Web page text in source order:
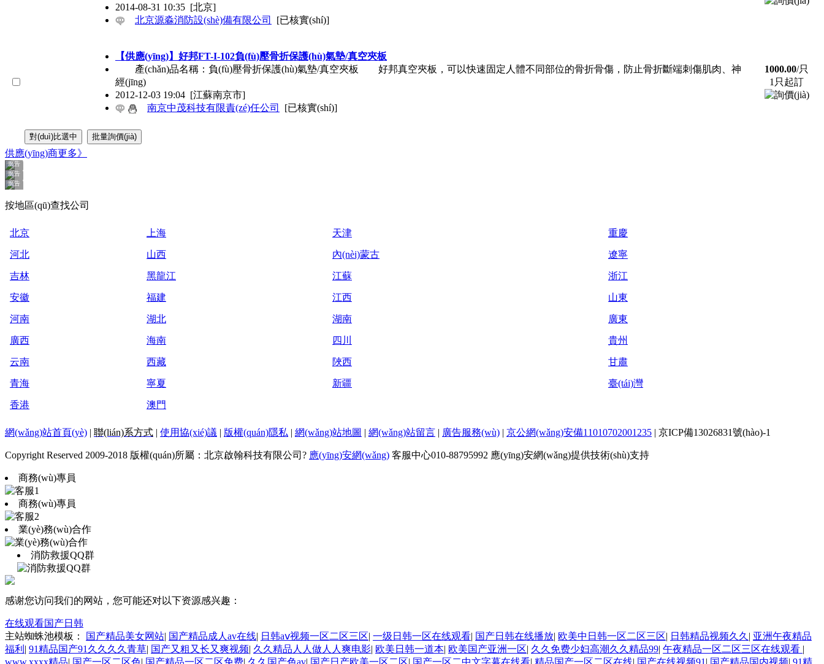
2014-08-31 10:35 [北京]
北京源淼消防設(shè)備有限公司
[已核實(shí)]
【供應(yīng)】好邦FT-I-102負(fù)壓骨折保護(hù)氣墊/真空夾板
產(chǎn)品名稱：負(fù)壓骨折保護(hù)氣墊/真空夾板 好邦真空夾板，可以快速固定人體不同部位的骨折骨傷，防止骨折斷端刺傷肌肉、神
經(jīng)
2012-12-03 19:04 [江蘇南京市]
南京中茂科技有限責(zé)任公司
[已核實(shí)]
1000.00/只
1只起訂
供應(yīng)商更多》
廣告
廣告
廣告
廣告
廣告
廣告
廣告
廣告
廣告
廣告
按地區(qū)查找公司
北京 上海 天津 重慶
河北 山西 內(nèi)蒙古 遼寧
吉林 黑龍江 江蘇 浙江
安徽 福建 江西 山東
河南 湖北 湖南 廣東
廣西 海南 四川 貴州
云南 西藏 陜西 甘肅
青海 寧夏 新疆 臺(tái)灣
香港 澳門
網(wǎng)站首頁(yè) | 聯(lián)系方式 | 使用協(xié)議 | 版權(quán)隱私 | 網(wǎng)站地圖 | 網(wǎng)站留言 | 廣告服務(wù) | 京公網(wǎng)安備11010702001235 | 京ICP備13026831號(hào)-1
Copyright Reserved 2009-2018 版權(quán)所屬：北京啟翰科技有限公司? 應(yīng)安網(wǎng) 客服中心010-88795992 應(yīng)安網(wǎng)提供技術(shù)支持
商務(wù)專員
商務(wù)專員
業(yè)務(wù)合作
消防救援QQ群
感谢您访问我们的网站，您可能还对以下资源感兴趣：
在线观看国产日韩
主站蜘蛛池模板：
国产精品美女网站| 国产精品成人av在线| 日韩aⅴ视频一区二区三区| 一级日韩一区在线观看| 国产日韩在线播放| 欧美中日韩一区二区三区| 日韩精品视频久久 | 亚洲午夜精品
福利 | 91精品国产91久久久久青草| 国产又粗又长又爽视频| 久久精品人人做人人爽电影| 欧美日韩一道本| 欧美国产亚洲一区| 久久免费少妇高潮久久精品99| 午夜精品一区二区三区在线观看 |
www.xxxx精品| 国产一区二区色| 国产精品一区二区免费| 久久国产色av| 国产日产欧美一区二区| 国产一区二中文字幕在线看| 精品国产一区二区在线| 国产在线视频91 | 国产精品国内视频| 91精